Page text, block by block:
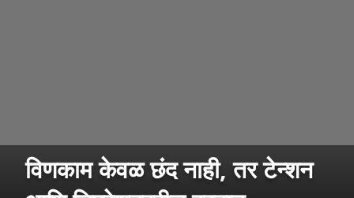
विणकाम केवळ छंद नाही, तर टेन्शन